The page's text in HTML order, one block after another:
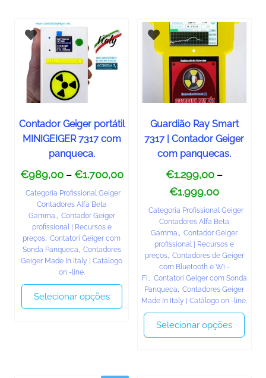
Contador Geiger portátil
MINIGEIGER 7317 com
panqueca.
€989,00 – €1.700,00
Categoria Profissional Geiger
Contadores Alfa Beta
Gamma., Contador Geiger
profissional | Recursos e
preços, Contatori Geiger com
Sonda Panqueca, Contadores
Geiger Made In Italy | Catálogo
on -line.
Selecionar opções
Guardião Ray Smart
7317 | Contador Geiger
com panquecas.
€1.299,00 –
€1.999,00
Categoria Profissional Geiger
Contadores Alfa Beta
Gamma., Contador Geiger
profissional | Recursos e
preços, Contadores de Geiger
com Bluetooth e Wi -
Fi., Contatori Geiger com Sonda
Panqueca, Contadores Geiger
Made In Italy | Catálogo on -line.
Selecionar opções